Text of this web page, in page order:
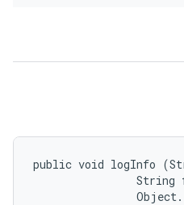
public void logInfo
String